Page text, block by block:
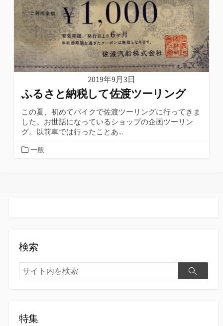
2019年9月3日
ふるさと納税して佐渡ツーリング
この夏、初めてバイクで佐渡ツーリングに行ってきま
した。お世話になっているショップの企画ツーリン
グ。以前車では行ったことあ...
カ一般
検索
検
索
検
特集